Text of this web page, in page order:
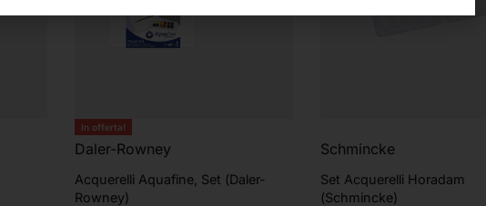
In offerta!
Daler-Rowney
Acquerelli Aquafine, Set (Daler-
Rowney)
Schmincke
Set Acquerelli Horadam
(Schmincke)